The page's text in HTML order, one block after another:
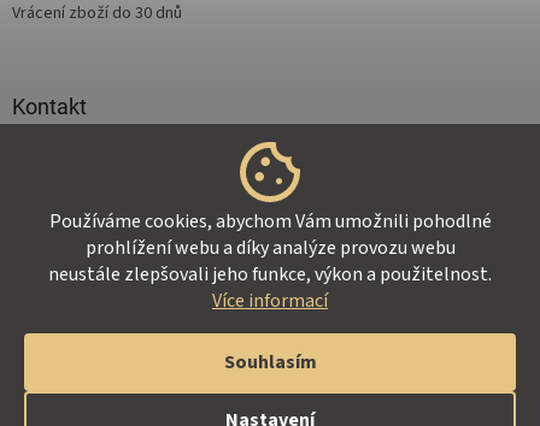
Používáme cookies, abychom Vám umožnili pohodlné
prohlížení webu a díky analýze provozu webu
neustále zlepšovali jeho funkce, výkon a použitelnost.
Více informací
Souhlasím
Nastavení
Vrácení zboží do 30 dnů
Kontakt
Vytvořil Shoptet